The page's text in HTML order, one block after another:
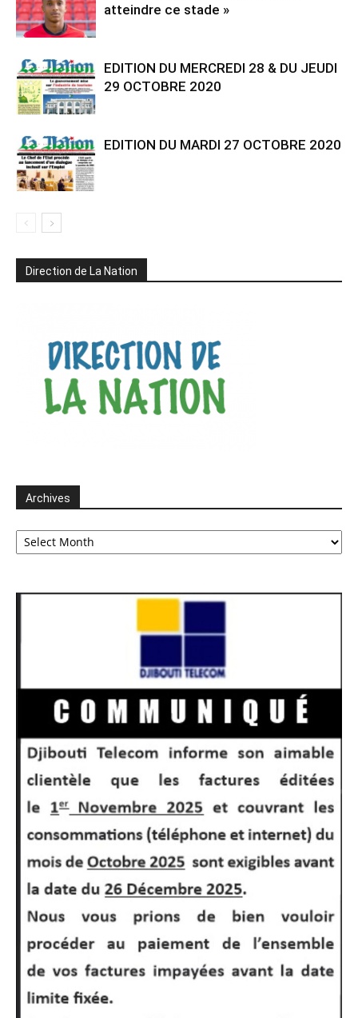
atteindre ce stade »
EDITION DU MERCREDI 28 & DU JEUDI
29 OCTOBRE 2020
EDITION DU MARDI 27 OCTOBRE 2020
Direction de La Nation
Archives
Archives